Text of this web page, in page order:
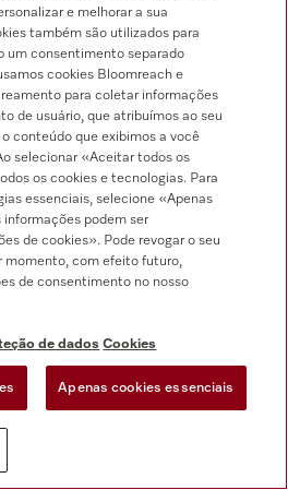
nossas promoções ativas
e melhorar a sua
também são utilizados para
um consentimento separado
cookies Bloomreach e
para coletar informações
de usuário, que atribuímos ao seu
conteúdo que exibimos a você
selecionar «Aceitar todos os
os cookies e tecnologias. Para
essenciais, selecione «Apenas
podem ser
de cookies». Pode revogar o seu
momento, com efeito futuro,
de consentimento no nosso
de dados Cookies
Apenas cookies essenciais